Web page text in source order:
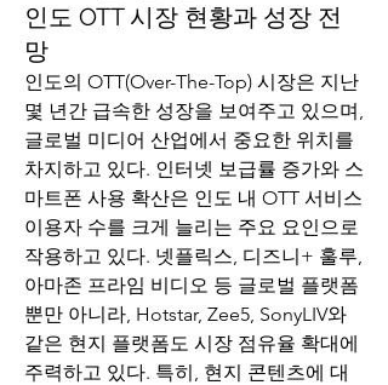
인도 OTT 시장 현황과 성장 전
망
인도의 OTT(Over-The-Top) 시장은 지난
몇 년간 급속한 성장을 보여주고 있으며,
글로벌 미디어 산업에서 중요한 위치를
차지하고 있다. 인터넷 보급률 증가와 스
마트폰 사용 확산은 인도 내 OTT 서비스
이용자 수를 크게 늘리는 주요 요인으로
작용하고 있다. 넷플릭스, 디즈니+ 훌루,
아마존 프라임 비디오 등 글로벌 플랫폼
뿐만 아니라, Hotstar, Zee5, SonyLIV와
같은 현지 플랫폼도 시장 점유율 확대에
주력하고 있다. 특히, 현지 콘텐츠에 대